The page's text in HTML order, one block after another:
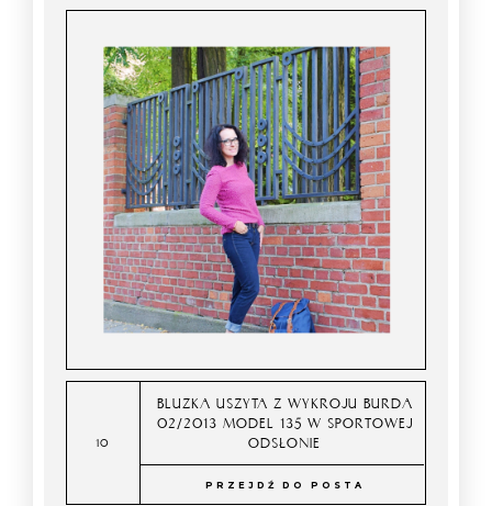
BLUZKA USZYTA Z WYKROJU BURDA
02/2013 MODEL 135 W SPORTOWEJ
ODSŁONIE
PRZEJDŹ DO POSTA